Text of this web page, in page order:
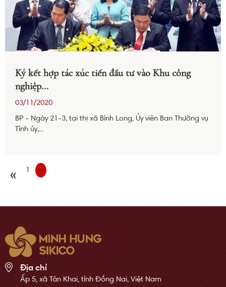
Ký kết hợp tác xúc tiến đầu tư vào Khu công
nghiệp...
03/11/2020
BP - Ngày 21-3, tại thị xã Bình Long, Ủy viên Ban Thường vụ
Tỉnh ủy,...
« 1 2
Địa chỉ
Ấp 5, xã Tân Khai, tỉnh Đồng Nai, Việt Nam